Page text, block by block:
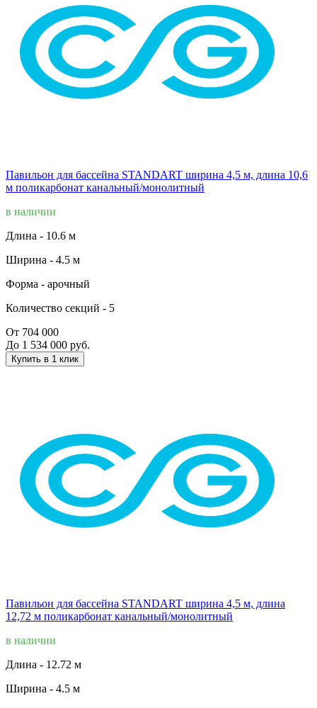
Павильон для бассейна STANDART ширина 4,5 м, длина 10,6
м поликарбонат канальный/монолитный
в наличии
Длина - 10.6 м
Ширина - 4.5 м
Форма - арочный
Количество секций - 5
От 704 000
До 1 534 000 руб.
Купить в 1 клик
Павильон для бассейна STANDART ширина 4,5 м, длина
12,72 м поликарбонат канальный/монолитный
в наличии
Длина - 12.72 м
Ширина - 4.5 м